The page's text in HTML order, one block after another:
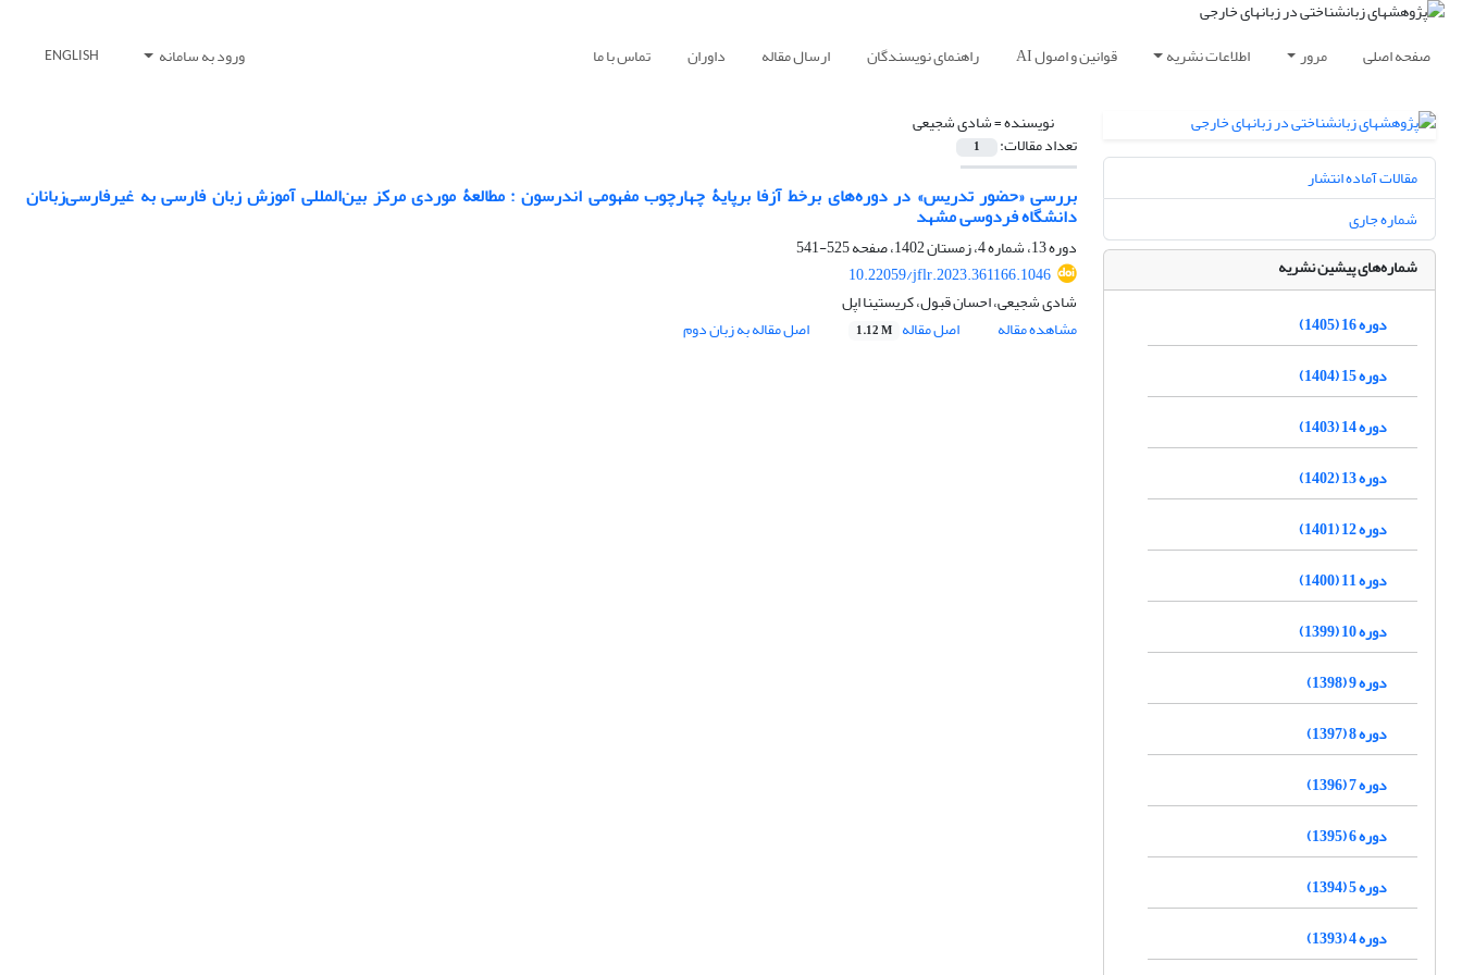
صفحه اصلی مرور اطلاعات نشریه قوانین و اصول AI راهنمای نویسندگان ارسال مقاله داوران تماس با ما ورود به سامانه ENGLISH
نویسنده =شادی شجیعی
تعداد مقالات: 1
بررسی «حضور تدریس» در دوره‌های برخط آزفا برپایۀ چهارچوب مفهومی اندرسون : مطالعۀ موردی مرکز بین‌المللی آموزش زبان فارسی به غیرفارسی‌زبانان
دانشگاه فردوسی مشهد
دوره 13، شماره 4، زمستان 1402، صفحه
525-541
10.22059/jflr.2023.361166.1046
شادی شجیعی، احسان قبول، کریستینا اپل
مشاهده مقاله
اصل مقاله 1.12 M اصل مقاله به زبان دوم
مقالات آماده انتشار
شماره جاری
شماره‌های پیشین نشریه
دوره 16 (1405)
دوره 15 (1404)
دوره 14 (1403)
دوره 13 (1402)
دوره 12 (1401)
دوره 11 (1400)
دوره 10 (1399)
دوره 9 (1398)
دوره 8 (1397)
دوره 7 (1396)
دوره 6 (1395)
دوره 5 (1394)
دوره 4 (1393)